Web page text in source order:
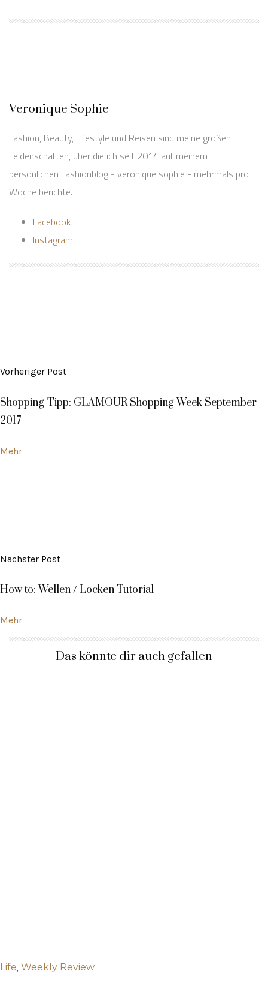
Veronique Sophie
Fashion, Beauty, Lifestyle und Reisen sind meine großen
Leidenschaften, über die ich seit 2014 auf meinem
persönlichen Fashionblog - veronique sophie - mehrmals pro
Woche berichte.
Facebook
Instagram
Vorheriger Post
Shopping-Tipp: GLAMOUR Shopping Week September
2017
Mehr
Nächster Post
How to: Wellen / Locken Tutorial
Mehr
Das könnte dir auch gefallen
Life, Weekly Review